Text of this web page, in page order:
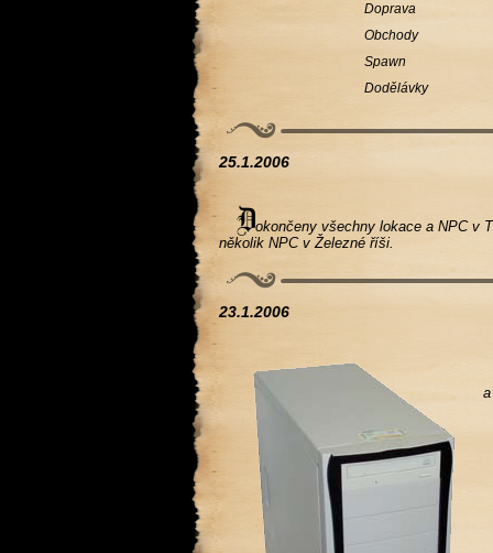
Doprava
Obchody
Spawn
Dodělávky
25.1.2006
okončeny všechny lokace a NPC v
několik NPC v Železné říši.
23.1.2006